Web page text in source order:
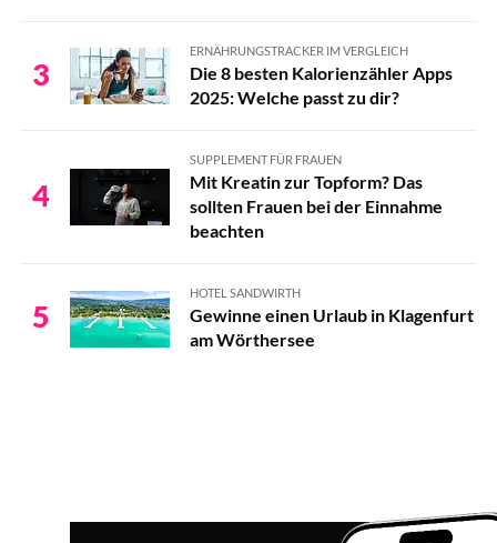
3
ERNÄHRUNGSTRACKER IM VERGLEICH
Die 8 besten Kalorienzähler Apps
2025: Welche passt zu dir?
4
SUPPLEMENT FÜR FRAUEN
Mit Kreatin zur Topform? Das
sollten Frauen bei der Einnahme
beachten
5
HOTEL SANDWIRTH
Gewinne einen Urlaub in Klagenfurt
am Wörthersee